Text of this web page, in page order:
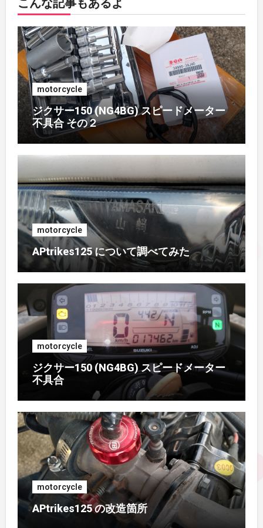
2018年5月
2018年4月 (1)
2017年7月 (2)
2017年4月 (1)
2017年3月
2017年2月
2017年1月 (1)
2016年10月 (1)
2016年9月 (3)
2016年8月 (2)
2016年7月 (1)
2016年6月 (3)
2016年5月 (4)
2016年4月 (2)
2015年11月 (2)
2015年9月 (3)
2015年8月 (2)
こんな記事もあるよ
motorcycle
ジクサー150 (NG4BG) スピードメーター
不具合 その２
motorcycle
APtrikes125 について調べてみた
motorcycle
ジクサー150 (NG4BG) スピードメーター
不具合
motorcycle
APtrikes125 の改造箇所